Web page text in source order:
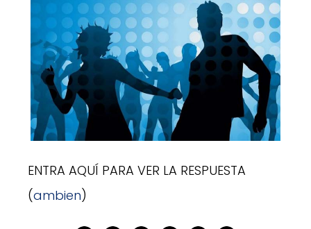
ENTRA AQUÍ PARA VER LA RESPUESTA
(ambien)